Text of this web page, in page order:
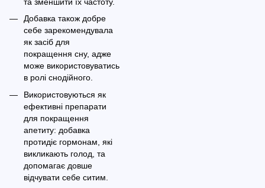
Добавка також добре
себе зарекомендувала
як засіб для
покращення сну, адже
може використовуватись
в ролі снодійного.
Використовуються як
ефективні препарати
для покращення
апетиту: добавка
протидіє гормонам, які
викликають голод, та
допомагає довше
відчувати себе ситим.